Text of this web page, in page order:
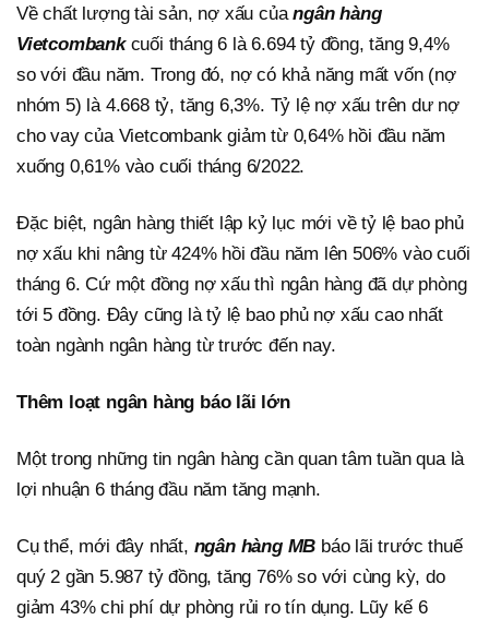
Về chất lượng tài sản, nợ xấu củangân hàng
Vietcombank cuối tháng 6 là 6.694 tỷ đồng, tăng 9,4%
so với đầu năm. Trong đó, nợ có khả năng mất vốn (nợ
nhóm 5) là 4.668 tỷ, tăng 6,3%. Tỷ lệ nợ xấu trên dư nợ
cho vay của Vietcombank giảm từ 0,64% hồi đầu năm
xuống 0,61% vào cuối tháng 6/2022.
Đặc biệt, ngân hàng thiết lập kỷ lục mới về tỷ lệ bao phủ
nợ xấu khi nâng từ 424% hồi đầu năm lên 506% vào cuối
tháng 6. Cứ một đồng nợ xấu thì ngân hàng đã dự phòng
tới 5 đồng. Đây cũng là tỷ lệ bao phủ nợ xấu cao nhất
toàn ngành ngân hàng từ trước đến nay.
Thêm loạt ngân hàng báo lãi lớn
Một trong những tin ngân hàng cần quan tâm tuần qua là
lợi nhuận 6 tháng đầu năm tăng mạnh.
Cụ thể, mới đây nhất, ngân hàng MB báo lãi trước thuế
quý 2 gần 5.987 tỷ đồng, tăng 76% so với cùng kỳ, do
giảm 43% chi phí dự phòng rủi ro tín dụng. Lũy kế 6